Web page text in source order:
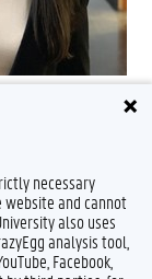
necessary
and cannot
also uses
analysis tool,
Facebook,